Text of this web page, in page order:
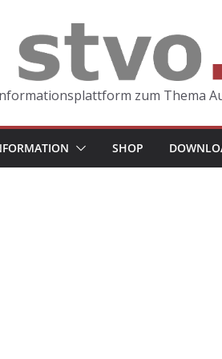
zum Thema
SHOP